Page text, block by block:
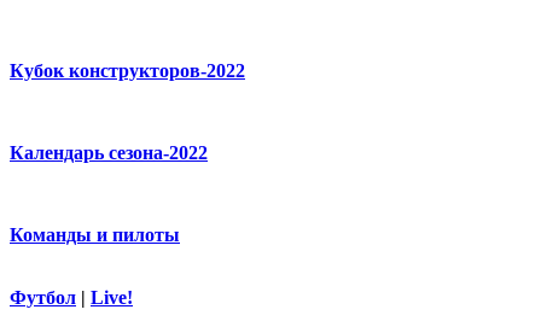
Кубок конструкторов-2022
Календарь сезона-2022
Команды и пилоты
Футбол | Live!